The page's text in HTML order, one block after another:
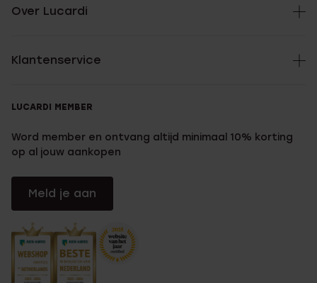
Over Lucardi
Klantenservice
LUCARDI MEMBER
Word member en ontvang altijd minimaal 10% korting
op al jouw aankopen
Meld je aan